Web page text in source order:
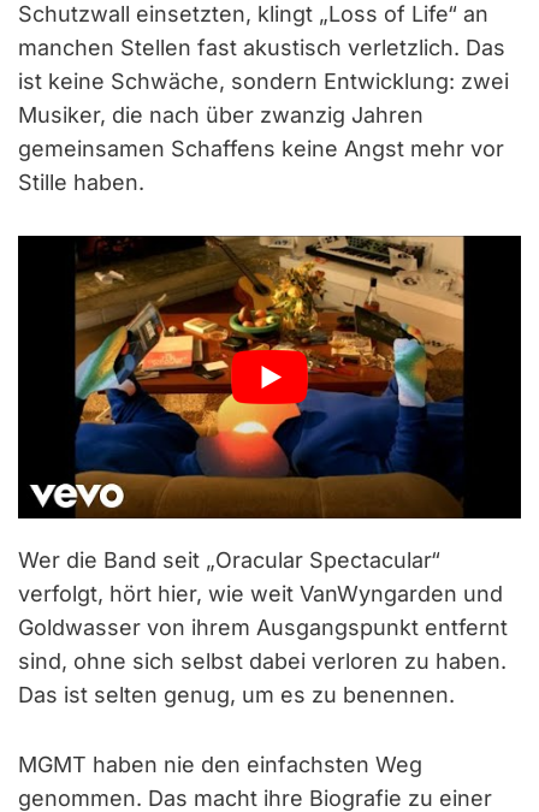
Schutzwall einsetzten, klingt „Loss of Life“ an
manchen Stellen fast akustisch verletzlich. Das
ist keine Schwäche, sondern Entwicklung: zwei
Musiker, die nach über zwanzig Jahren
gemeinsamen Schaffens keine Angst mehr vor
Stille haben.
Wer die Band seit „Oracular Spectacular“
verfolgt, hört hier, wie weit VanWyngarden und
Goldwasser von ihrem Ausgangspunkt entfernt
sind, ohne sich selbst dabei verloren zu haben.
Das ist selten genug, um es zu benennen.
MGMT haben nie den einfachsten Weg
genommen. Das macht ihre Biografie zu einer